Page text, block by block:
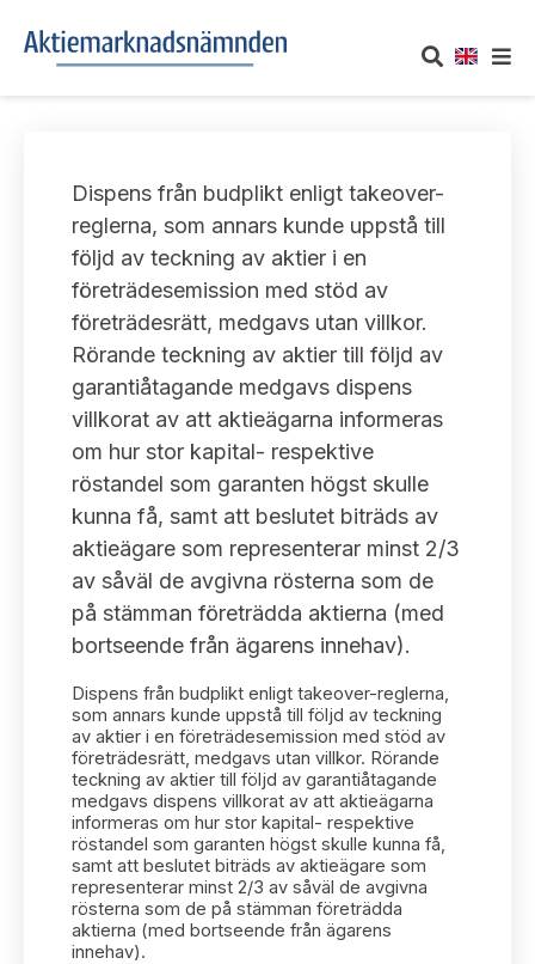
Om oss
Vårt uppdrag
Informationsgivning
Arbetssätt och jävsfrågor
Stadgar
Arbetsordning
Ledamöter
Huvudmän
Verksamhetsberättelser
Publikationer och anföranden
UTTALANDEN
Om nämndens uttalanden
Framställningar och konsultation
Uttalanden sorterade efter publiceringsdatum
Samtliga uttalanden sorterade årsvis
Uttalanden sorterade ämnesvis
Sök uttalanden
Avgifter
Prenumerera
TAKEOVER-REGLER
Takeover-regler för reglerade marknader och vissa
handelsplattformar
AKTUELLT
Nyheter och pressmeddelanden
Prenumerera
Bildarkiv
KONTAKT
Kontakt angående ansökningar och uttalanden
Kontakt administrativa ärenden
Dispens från budplikt enligt takeover-
reglerna, som annars kunde uppstå till
följd av teckning av aktier i en
företrädesemission med stöd av
företrädesrätt, medgavs utan villkor.
Rörande teckning av aktier till följd av
garantiåtagande medgavs dispens
villkorat av att aktieägarna informeras
om hur stor kapital- respektive
röstandel som garanten högst skulle
kunna få, samt att beslutet biträds av
aktieägare som representerar minst 2/3
av såväl de avgivna rösterna som de
på stämman företrädda aktierna (med
bortseende från ägarens innehav).
Dispens från budplikt enligt takeover-reglerna,
som annars kunde uppstå till följd av teckning
av aktier i en företrädesemission med stöd av
företrädesrätt, medgavs utan villkor. Rörande
teckning av aktier till följd av garantiåtagande
medgavs dispens villkorat av att aktieägarna
informeras om hur stor kapital- respektive
röstandel som garanten högst skulle kunna få,
samt att beslutet biträds av aktieägare som
representerar minst 2/3 av såväl de avgivna
rösterna som de på stämman företrädda
aktierna (med bortseende från ägarens
innehav).